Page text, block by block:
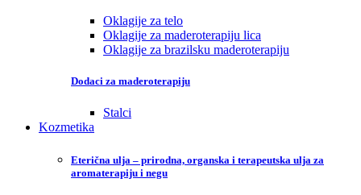
Oklagije za telo
Oklagije za maderoterapiju lica
Oklagije za brazilsku maderoterapiju
Dodaci za maderoterapiju
Stalci
Kozmetika
Eterična ulja – prirodna, organska i terapeutska ulja za
aromaterapiju i negu